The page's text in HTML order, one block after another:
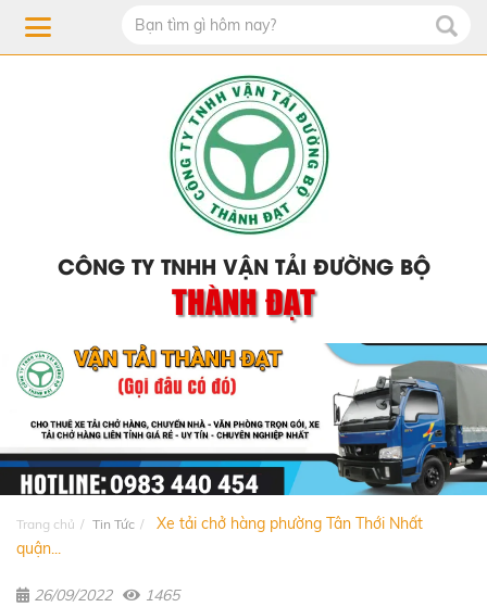
CÔNG TY TNHH VẬN TẢI ĐƯỜNG BỘ
THÀNH ĐẠT
Trang chủ Tin Tức
Xe tải chở hàng phường Tân Thới Nhất
quận...
26/09/2022 1465